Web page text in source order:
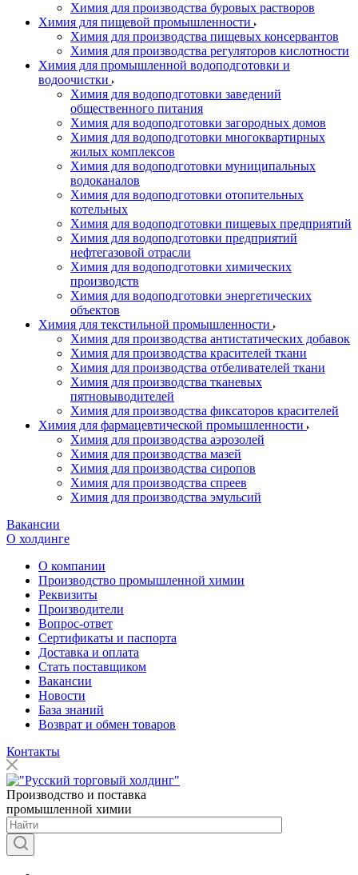
Химия для производства буровых растворов
Химия для пищевой промышленности
Химия для производства пищевых консервантов
Химия для производства регуляторов кислотности
Химия для промышленной водоподготовки и
водоочистки
Химия для водоподготовки заведений
общественного питания
Химия для водоподготовки загородных домов
Химия для водоподготовки многоквартирных
жилых комплексов
Химия для водоподготовки муниципальных
водоканалов
Химия для водоподготовки отопительных
котельных
Химия для водоподготовки пищевых предприятий
Химия для водоподготовки предприятий
нефтегазовой отрасли
Химия для водоподготовки химических
производств
Химия для водоподготовки энергетических
объектов
Химия для текстильной промышленности
Химия для производства антистатических добавок
Химия для производства красителей ткани
Химия для производства отбеливателей ткани
Химия для производства тканевых
пятновыводителей
Химия для производства фиксаторов красителей
Химия для фармацевтической промышленности
Химия для производства аэрозолей
Химия для производства мазей
Химия для производства сиропов
Химия для производства спреев
Химия для производства эмульсий
Вакансии
О холдинге
О компании
Производство промышленной химии
Реквизиты
Производители
Вопрос-ответ
Сертификаты и паспорта
Доставка и оплата
Стать поставщиком
Вакансии
Новости
База знаний
Возврат и обмен товаров
Контакты
Производство и поставка
промышленной химии